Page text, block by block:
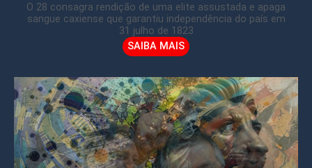
O 28 consagra rendição de uma elite assustada e apaga
sangue caxiense que garantiu independência do país em
31 julho de 1823
SAIBA MAIS